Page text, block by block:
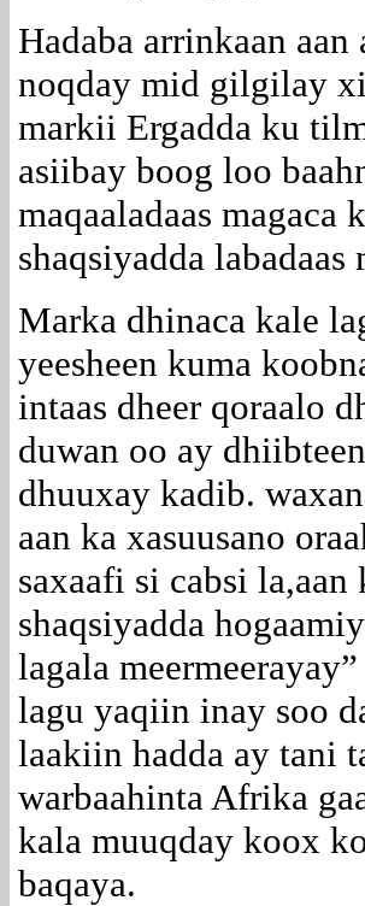
Hadaba arrinkaan
noqday mid gilgilay
markii Ergadda ku
asiibay boog loo
maqaaladaas magaca
shaqsiyadda labadaas
Marka dhinaca kale
yeesheen kuma
intaas dheer qoraalo
duwan oo ay
dhuuxay kadib.
aan ka xasuusano
saxaafi si cabsi la,aan
shaqsiyadda
lagala
lagu yaqiin inay soo
laakiin hadda ay tani
warbaahinta Afrika
kala muuqday koox
baqaya.